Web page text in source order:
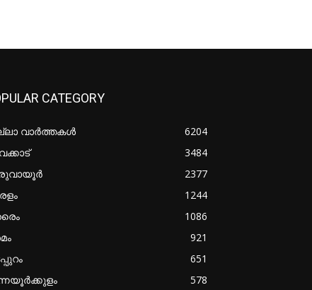
CATEGORY
വാർത്തകൾ
6204
3484
2377
1244
1086
921
651
578